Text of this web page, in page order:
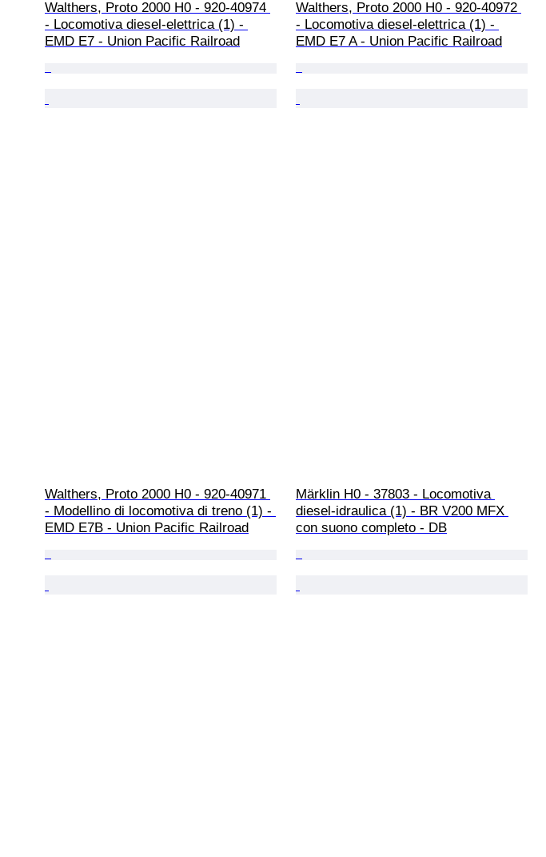
Walthers, Proto 2000 H0 - 920-40974
- Locomotiva diesel-elettrica (1) -
EMD E7 - Union Pacific Railroad
Walthers, Proto 2000 H0 - 920-40972
- Locomotiva diesel-elettrica (1) -
EMD E7 A - Union Pacific Railroad
Walthers, Proto 2000 H0 - 920-40971
- Modellino di locomotiva di treno (1) -
EMD E7B - Union Pacific Railroad
Märklin H0 - 37803 - Locomotiva
diesel-idraulica (1) - BR V200 MFX
con suono completo - DB